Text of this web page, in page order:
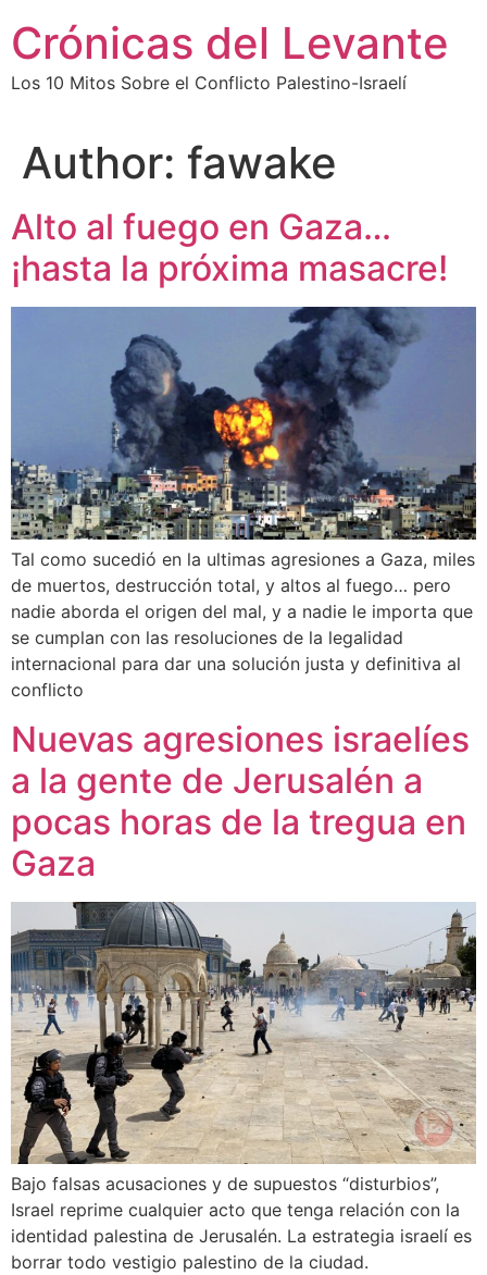
to
content
Crónicas del Levante
Los 10 Mitos Sobre el Conflicto Palestino-Israelí
Author: fawake
Alto al fuego en Gaza…
¡hasta la próxima masacre!
Tal como sucedió en la ultimas agresiones a Gaza, miles
de muertos, destrucción total, y altos al fuego… pero
nadie aborda el origen del mal, y a nadie le importa que
se cumplan con las resoluciones de la legalidad
internacional para dar una solución justa y definitiva al
conflicto
Nuevas agresiones israelíes
a la gente de Jerusalén a
pocas horas de la tregua en
Gaza
Bajo falsas acusaciones y de supuestos “disturbios”,
Israel reprime cualquier acto que tenga relación con la
identidad palestina de Jerusalén. La estrategia israelí es
borrar todo vestigio palestino de la ciudad.